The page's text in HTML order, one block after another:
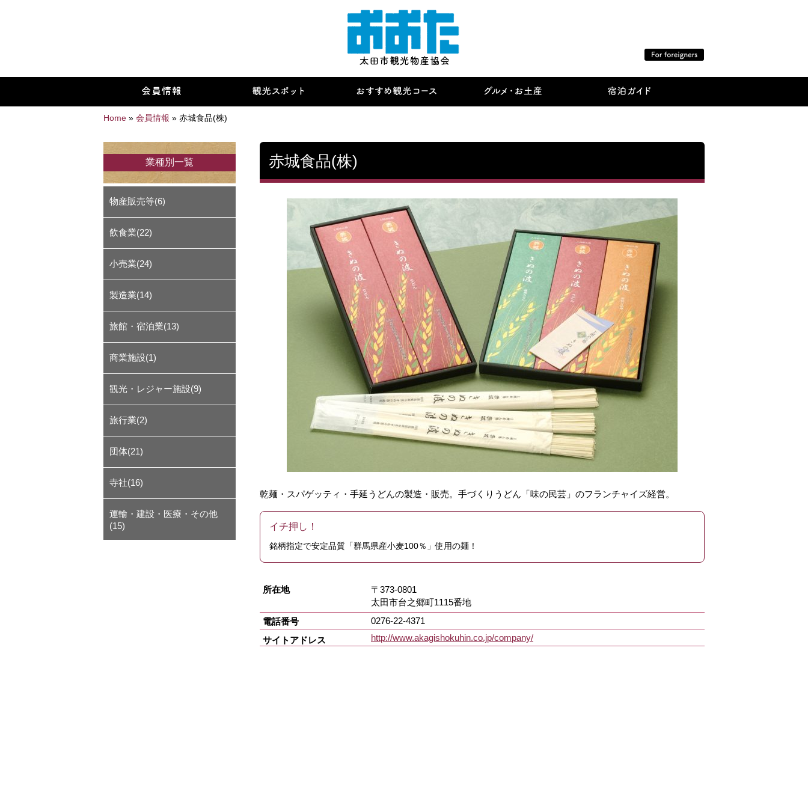
Home » 会員情報 » 赤城食品(株)
赤城食品(株)
乾麺・スパゲッティ・手延うどんの製造・販売。手づくりうどん「味の民芸」 のフランチャイズ経営。
イチ押し！
銘柄指定で安定品質「群馬県産小麦100％」使用の麺！
所在地
〒373-0801
太田市台之郷町1115番地
電話番号
0276-22-4371
サイトアドレス
http://www.akagishokuhin.co.jp/company/
業種別一覧
物産販売等(6)
飲食業(22)
小売業(24)
製造業(14)
旅館・宿泊業(13)
商業施設(1)
観光・レジャー施設(9)
旅行業(2)
団体(21)
寺社(16)
運輸・建設・医療・その他
(15)